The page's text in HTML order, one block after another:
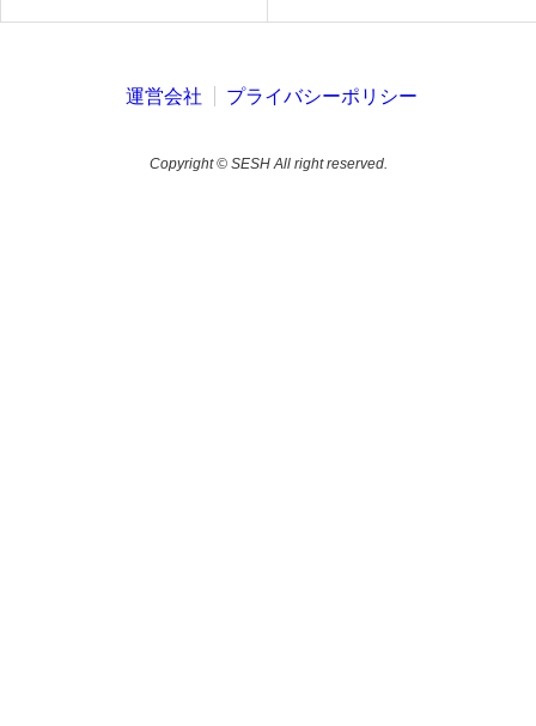
運営会社 プライバシーポリシー
Copyright © SESH All right reserved.